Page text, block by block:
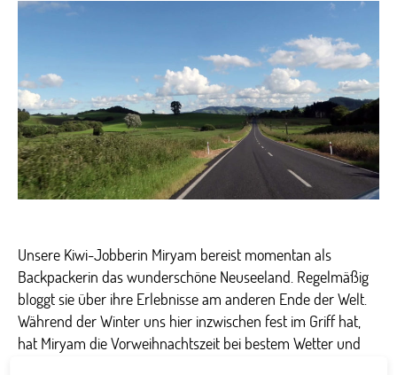
vier
durch
Unsere Kiwi-Jobberin Miryam bereist momentan als
Backpackerin das wunderschöne Neuseeland. Regelmäßig
bloggt sie über ihre Erlebnisse am anderen Ende der Welt.
Während der Winter uns hier inzwischen fest im Griff hat,
hat Miryam die Vorweihnachtszeit bei bestem Wetter und